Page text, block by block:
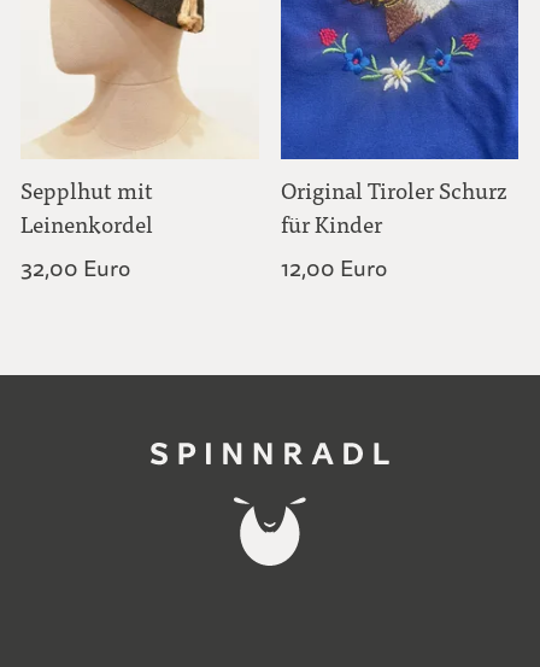
Sepplhut mit
Leinenkordel
32,00 Euro
Original Tiroler Schurz
für Kinder
12,00 Euro